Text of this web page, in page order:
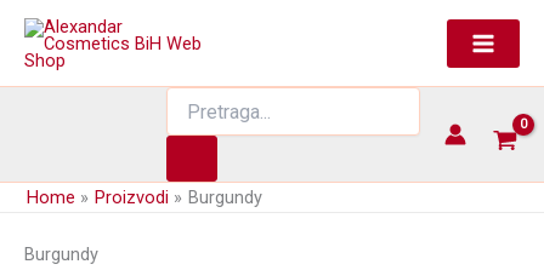
Skip
content
search
Home Proizvodi Burgundy
Burgundy